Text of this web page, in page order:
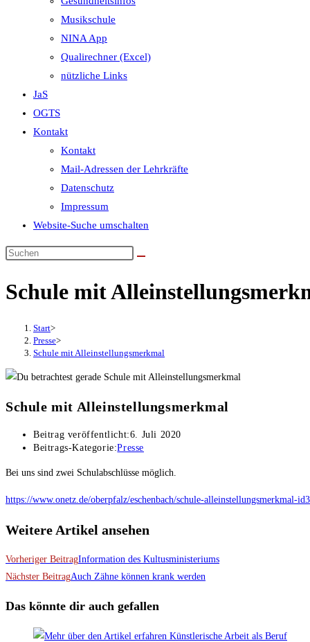
Musikschule
NINA App
Qualirechner (Excel)
nützliche Links
JaS
OGTS
Kontakt
Kontakt
Mail-Adressen der Lehrkräfte
Datenschutz
Impressum
Website-Suche umschalten
Schule mit
Start>
Presse>
Schule mit Alleinstellungsmerkmal
Schule mit Alleinstellungsmerkmal
Beitrag veröffentlicht:6. Juli 2020
Beitrags-Kategorie:Presse
Bei uns sind zwei Schulabschlüsse möglich.
https://www.onetz.de/oberpfalz/eschenbach/schule-alleinstellungsmerkmal-
Weitere Artikel ansehen
Vorheriger BeitragInformation des Kultusministeriums
Nächster BeitragAuch Zähne können krank werden
Das könnte dir auch gefallen